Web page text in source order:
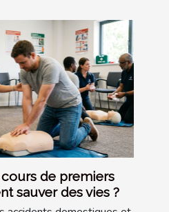
de premiers
sauver des vies ?